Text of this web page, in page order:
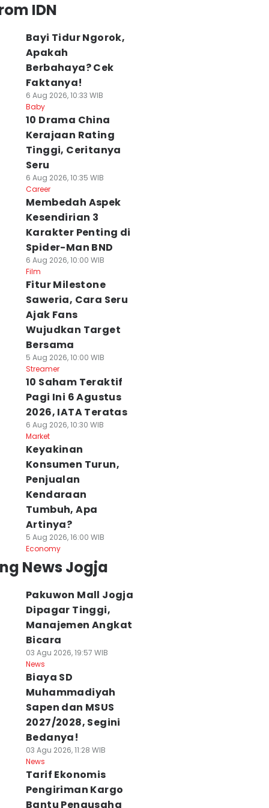
IDN
Bayi Tidur Ngorok,
Apakah
Berbahaya? Cek
Faktanya!
6 Aug 2026, 10:33 WIB
Baby
10 Drama China
Kerajaan Rating
Tinggi, Ceritanya
Seru
6 Aug 2026, 10:35 WIB
Career
Membedah Aspek
Kesendirian 3
Karakter Penting di
Spider-Man BND
6 Aug 2026, 10:00 WIB
Film
Fitur Milestone
Saweria, Cara Seru
Ajak Fans
Wujudkan Target
Bersama
5 Aug 2026, 10:00 WIB
Streamer
10 Saham Teraktif
Pagi Ini 6 Agustus
2026, IATA Teratas
6 Aug 2026, 10:30 WIB
Market
Keyakinan
Konsumen Turun,
Penjualan
Kendaraan
Tumbuh, Apa
Artinya?
5 Aug 2026, 16:00 WIB
Economy
News Jogja
Pakuwon Mall Jogja
Dipagar Tinggi,
Manajemen Angkat
Bicara
03 Agu 2026, 19:57 WIB
News
Biaya SD
Muhammadiyah
Sapen dan MSUS
2027/2028, Segini
Bedanya!
03 Agu 2026, 11:28 WIB
News
Tarif Ekonomis
Pengiriman Kargo
Bantu Pengusaha